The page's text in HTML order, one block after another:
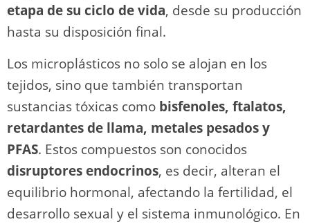
etapa de su ciclo de vida, desde su producción
hasta su disposición final.
Los microplásticos no solo se alojan en los
tejidos, sino que también transportan
sustancias tóxicas como bisfenoles, ftalatos,
retardantes de llama, metales pesados y
PFAS. Estos compuestos son conocidos
disruptores endocrinos, es decir, alteran el
equilibrio hormonal, afectando la fertilidad, el
desarrollo sexual y el sistema inmunológico. En